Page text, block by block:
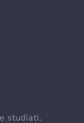
studiati.